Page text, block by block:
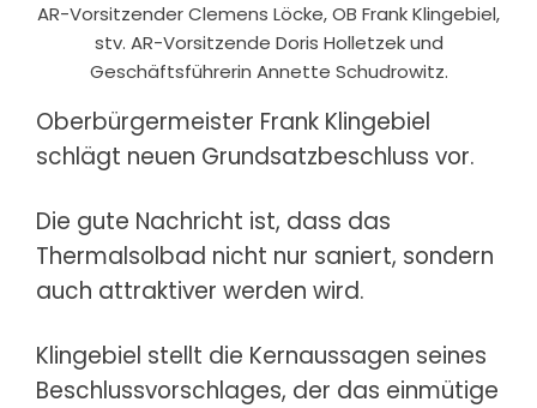
AR-Vorsitzender Clemens Löcke, OB Frank Klingebiel,
stv. AR-Vorsitzende Doris Holletzek und
Geschäftsführerin Annette Schudrowitz.
Oberbürgermeister Frank Klingebiel
schlägt neuen Grundsatzbeschluss vor.
Die gute Nachricht ist, dass das
Thermalsolbad nicht nur saniert, sondern
auch attraktiver werden wird.
Klingebiel stellt die Kernaussagen seines
Beschlussvorschlages, der das einmütige